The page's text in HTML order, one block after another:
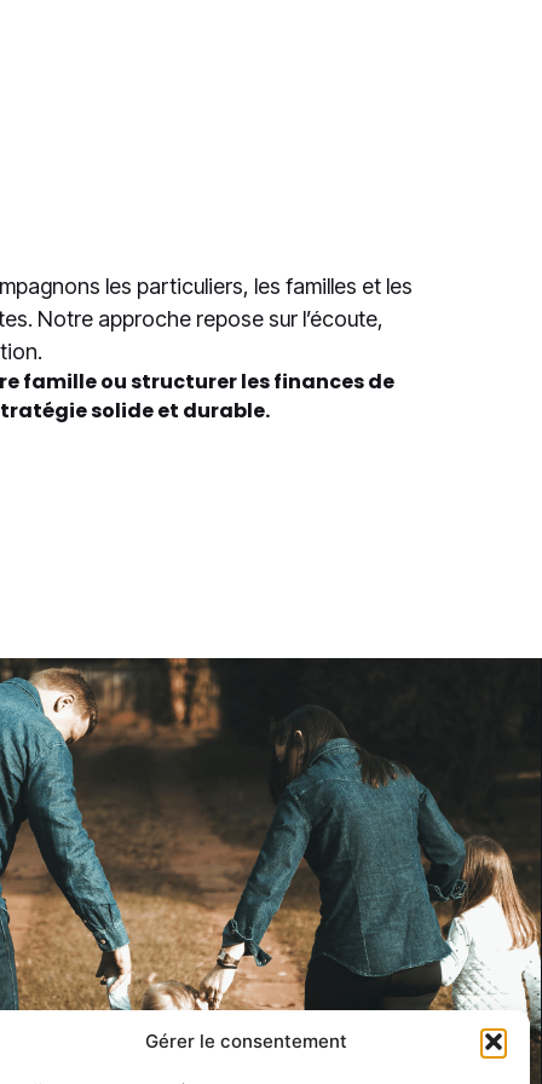
Gérer le consentement
les particuliers, les familles et les
Notre approche repose sur l’écoute,
famille ou structurer les finances de
solide et durable.